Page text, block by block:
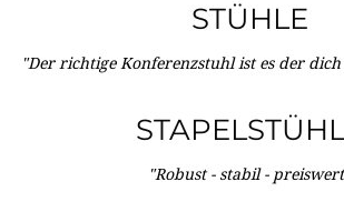
STÜHLE
"Der richtige Konferenzstuhl ist es der
"Robust - stabil -